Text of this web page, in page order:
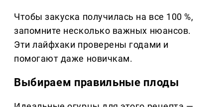
Чтобы закуска получилась на все 100 %,
запомните несколько важных нюансов.
Эти лайфхаки проверены годами и
помогают даже новичкам.
Выбираем правильные плоды